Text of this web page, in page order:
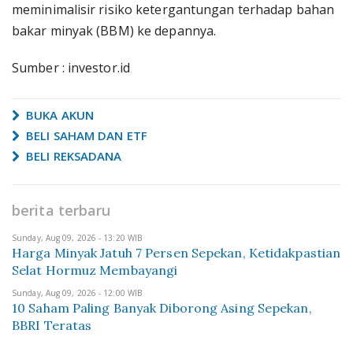
meminimalisir risiko ketergantungan terhadap bahan
bakar minyak (BBM) ke depannya.
Sumber : investor.id
BUKA AKUN
BELI SAHAM DAN ETF
BELI REKSADANA
berita terbaru
Sunday, Aug 09, 2026 - 13:20 WIB
Harga Minyak Jatuh 7 Persen Sepekan, Ketidakpastian
Selat Hormuz Membayangi
Sunday, Aug 09, 2026 - 12:00 WIB
10 Saham Paling Banyak Diborong Asing Sepekan,
BBRI Teratas